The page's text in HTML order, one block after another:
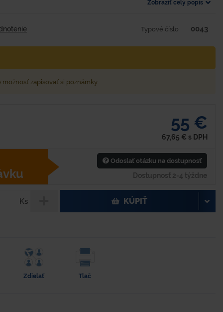
Zobraziť celý popis
Typové číslo 0043
možnosť zapisovať si poznámky
55 €
67,65 € s DPH
Odoslať otázku na dostupnosť
Dostupnosť 2-4 týždne
Ks KÚPIŤ
Zdielať Tlač